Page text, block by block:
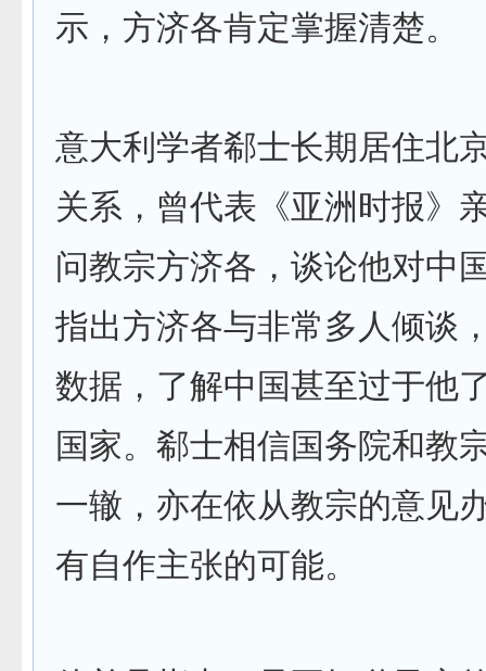
示，方济各肯定掌握清楚。
意大利学者郗士长期居住北
关系，曾代表《亚洲时报》
问教宗方济各，谈论他对中
指出方济各与非常多人倾谈
数据，了解中国甚至过于他
国家。郗士相信国务院和教
一辙，亦在依从教宗的意见
有自作主张的可能。